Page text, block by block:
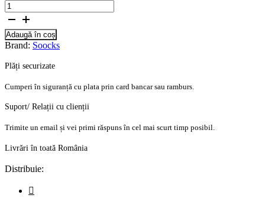
Adaugă în coș
Brand: Soocks
Plăți securizate
Cumperi în siguranță cu plata prin card bancar sau ramburs.
Suport/ Relații cu clienții
Trimite un email și vei primi răspuns în cel mai scurt timp posibil.
Livrări în toată România
Distribuie: